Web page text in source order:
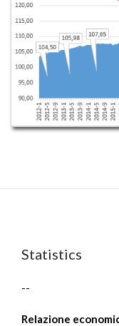
Statistics
--
Relazione